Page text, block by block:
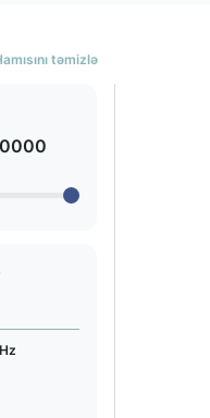
təmizlə